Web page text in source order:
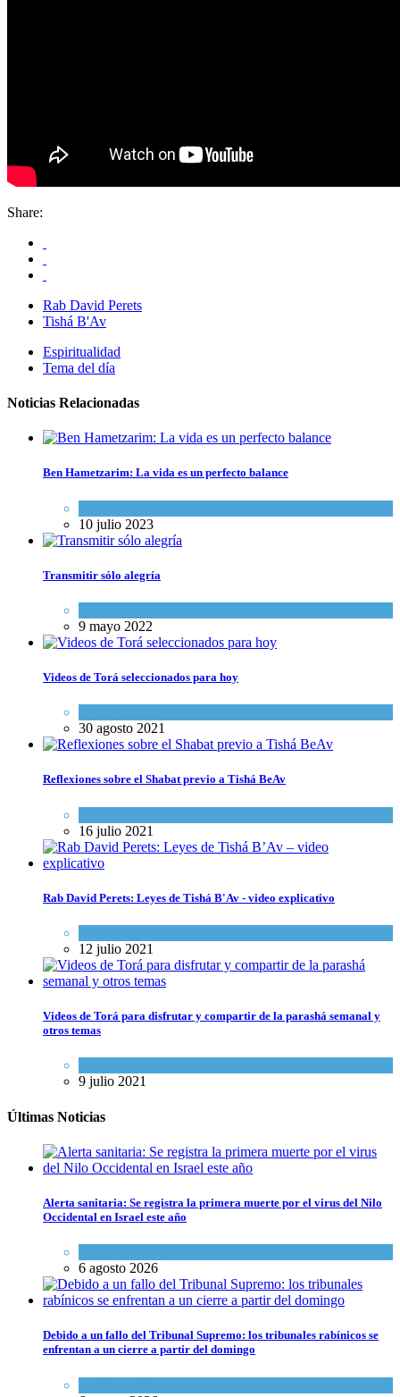
Share:
Rab David Perets
Tishá B'Av
Espiritualidad
Tema del día
Noticias Relacionadas
Ben Hametzarim: La vida es un perfecto balance
10 julio 2023
Transmitir sólo alegría
9 mayo 2022
Videos de Torá seleccionados para hoy
30 agosto 2021
Reflexiones sobre el Shabat previo a Tishá BeAv
16 julio 2021
Rab David Perets: Leyes de Tishá B'Av - video explicativo
12 julio 2021
Videos de Torá para disfrutar y compartir de la parashá semanal y
otros temas
9 julio 2021
Últimas Noticias
Alerta sanitaria: Se registra la primera muerte por el virus del Nilo
Occidental en Israel este año
6 agosto 2026
Debido a un fallo del Tribunal Supremo: los tribunales rabínicos se
enfrentan a un cierre a partir del domingo